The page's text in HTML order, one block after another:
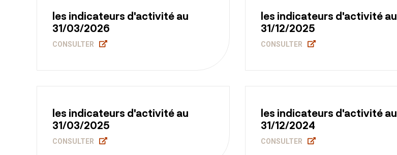
les indicateurs d'activité au
31/03/2026
CONSULTER
les indicateurs d'activité au
31/12/2025
CONSULTER
les indicateurs d'activité au
31/03/2025
CONSULTER
les indicateurs d'activité au
31/12/2024
CONSULTER